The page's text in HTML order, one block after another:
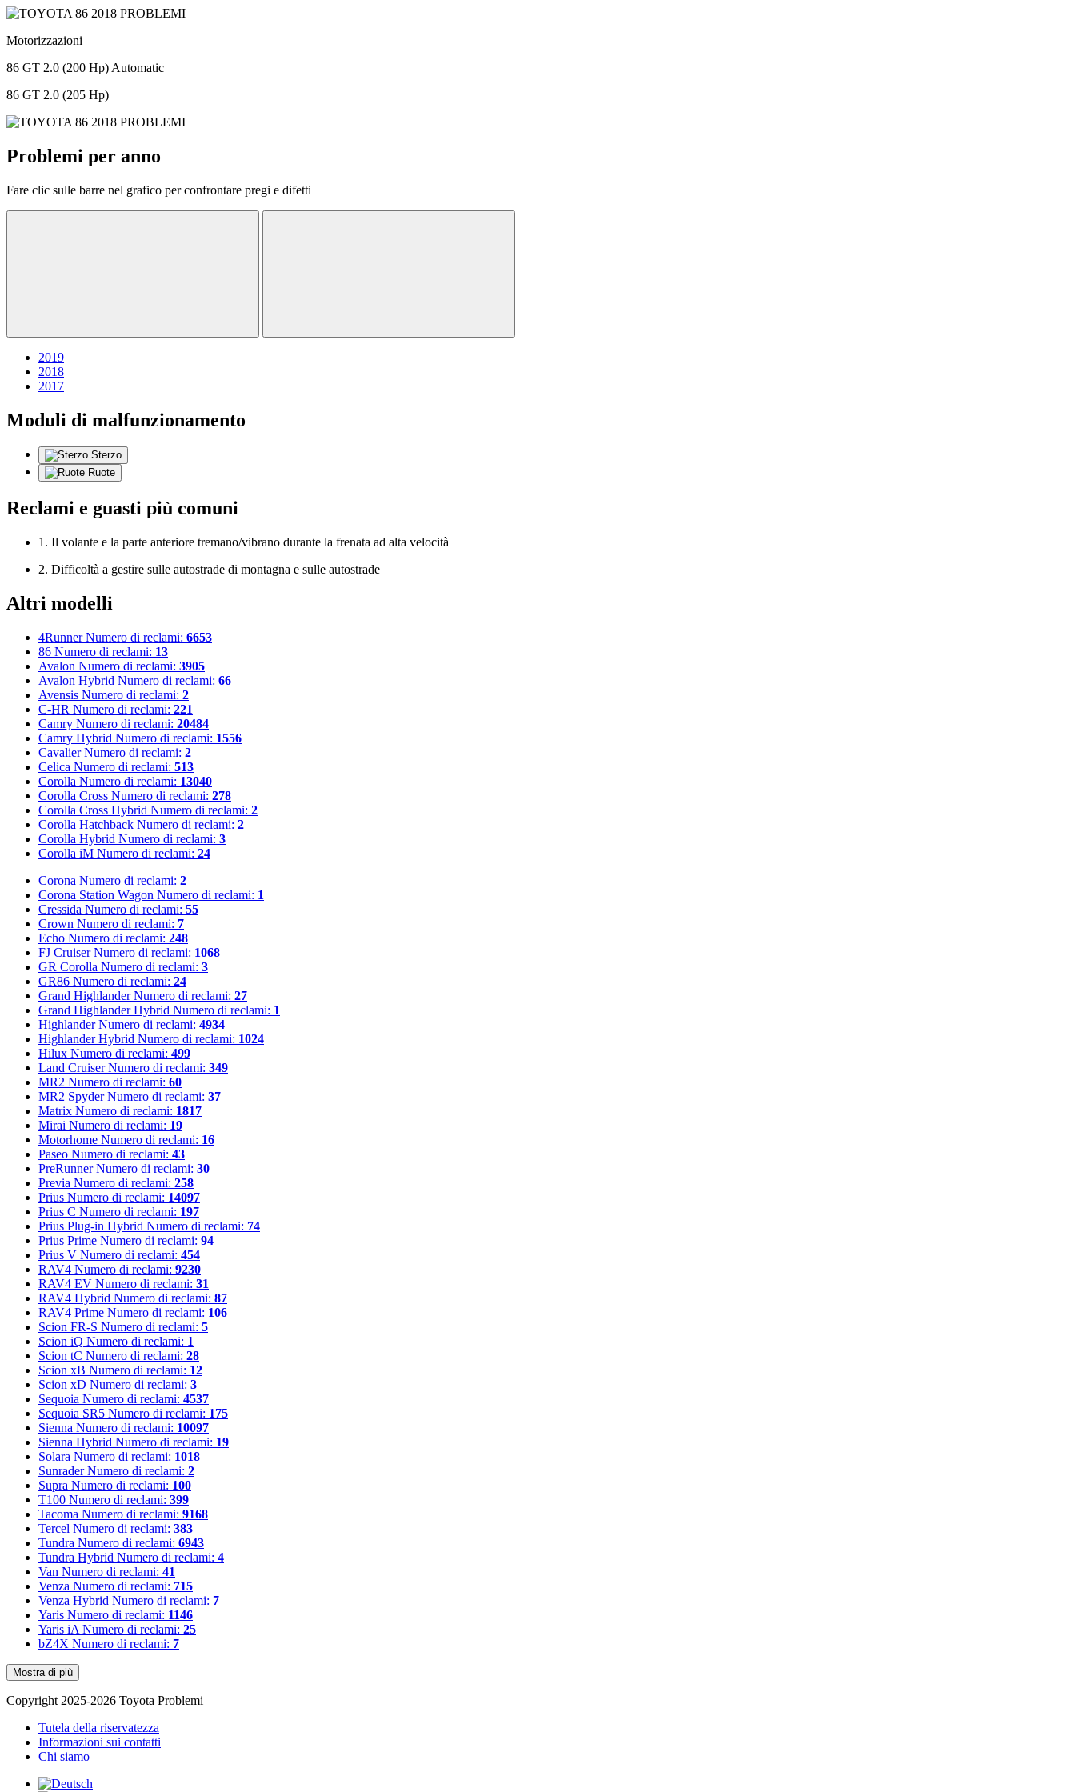
Motorizzazioni
86 GT 2.0 (200 Hp) Automatic
86 GT 2.0 (205 Hp)
Problemi per anno
Fare clic sulle barre nel grafico per confrontare pregi e difetti
2019
2018
2017
Moduli di malfunzionamento
Sterzo
Ruote
Reclami e guasti più comuni
1. Il volante e la parte anteriore tremano/vibrano durante la frenata ad alta velocità
2. Difficoltà a gestire sulle autostrade di montagna e sulle autostrade
Altri modelli
4Runner Numero di reclami: 6653
86 Numero di reclami: 13
Avalon Numero di reclami: 3905
Avalon Hybrid Numero di reclami: 66
Avensis Numero di reclami: 2
C-HR Numero di reclami: 221
Camry Numero di reclami: 20484
Camry Hybrid Numero di reclami: 1556
Cavalier Numero di reclami: 2
Celica Numero di reclami: 513
Corolla Numero di reclami: 13040
Corolla Cross Numero di reclami: 278
Corolla Cross Hybrid Numero di reclami: 2
Corolla Hatchback Numero di reclami: 2
Corolla Hybrid Numero di reclami: 3
Corolla iM Numero di reclami: 24
Corona Numero di reclami: 2
Corona Station Wagon Numero di reclami: 1
Cressida Numero di reclami: 55
Crown Numero di reclami: 7
Echo Numero di reclami: 248
FJ Cruiser Numero di reclami: 1068
GR Corolla Numero di reclami: 3
GR86 Numero di reclami: 24
Grand Highlander Numero di reclami: 27
Grand Highlander Hybrid Numero di reclami: 1
Highlander Numero di reclami: 4934
Highlander Hybrid Numero di reclami: 1024
Hilux Numero di reclami: 499
Land Cruiser Numero di reclami: 349
MR2 Numero di reclami: 60
MR2 Spyder Numero di reclami: 37
Matrix Numero di reclami: 1817
Mirai Numero di reclami: 19
Motorhome Numero di reclami: 16
Paseo Numero di reclami: 43
PreRunner Numero di reclami: 30
Previa Numero di reclami: 258
Prius Numero di reclami: 14097
Prius C Numero di reclami: 197
Prius Plug-in Hybrid Numero di reclami: 74
Prius Prime Numero di reclami: 94
Prius V Numero di reclami: 454
RAV4 Numero di reclami: 9230
RAV4 EV Numero di reclami: 31
RAV4 Hybrid Numero di reclami: 87
RAV4 Prime Numero di reclami: 106
Scion FR-S Numero di reclami: 5
Scion iQ Numero di reclami: 1
Scion tC Numero di reclami: 28
Scion xB Numero di reclami: 12
Scion xD Numero di reclami: 3
Sequoia Numero di reclami: 4537
Sequoia SR5 Numero di reclami: 175
Sienna Numero di reclami: 10097
Sienna Hybrid Numero di reclami: 19
Solara Numero di reclami: 1018
Sunrader Numero di reclami: 2
Supra Numero di reclami: 100
T100 Numero di reclami: 399
Tacoma Numero di reclami: 9168
Tercel Numero di reclami: 383
Tundra Numero di reclami: 6943
Tundra Hybrid Numero di reclami: 4
Van Numero di reclami: 41
Venza Numero di reclami: 715
Venza Hybrid Numero di reclami: 7
Yaris Numero di reclami: 1146
Yaris iA Numero di reclami: 25
bZ4X Numero di reclami: 7
Mostra di più
Copyright 2025-2026 Toyota Problemi
Tutela della riservatezza
Informazioni sui contatti
Chi siamo